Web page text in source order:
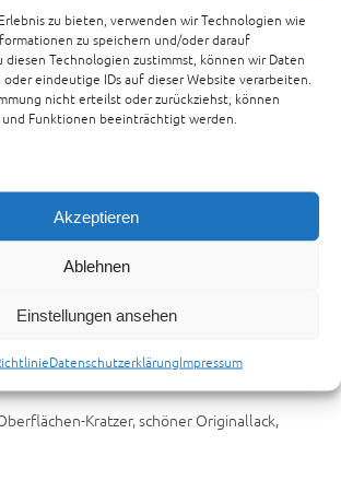
zu bieten, verwenden wir Technologien wie
zu speichern und/oder darauf
diesen Technologien zustimmst, können wir Daten
oder eindeutige IDs auf dieser Website verarbeiten.
nicht erteilst oder zurückziehst, können
Funktionen beeinträchtigt werden.
Akzeptieren
Ablehnen
Einstellungen ansehen
DatenschutzerklärungImpressum
€165,00.
,YAMAHA ERSATZTEILE
Yamaha TDM 850 Twin 4TX (aus Ersatzteile
Benzintank Kraftstofftank Benzin-Tank
Kratzer, schöner Originallack,